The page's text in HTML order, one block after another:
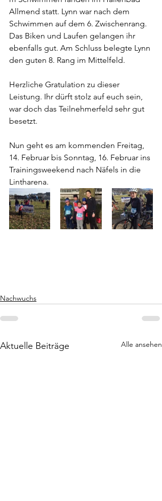
Allmend statt. Lynn war nach dem
Schwimmen auf dem 6. Zwischenrang.
Das Biken und Laufen gelangen ihr
ebenfalls gut. Am Schluss belegte Lynn
den guten 8. Rang im Mittelfeld.
Herzliche Gratulation zu dieser
Leistung. Ihr dürft stolz auf euch sein,
war doch das Teilnehmerfeld sehr gut
besetzt.
Nun geht es am kommenden Freitag,
14. Februar bis Sonntag, 16. Februar ins
Trainingsweekend nach Näfels in die
Lintharena.
Nachwuchs
Aktuelle Beiträge Alle ansehen